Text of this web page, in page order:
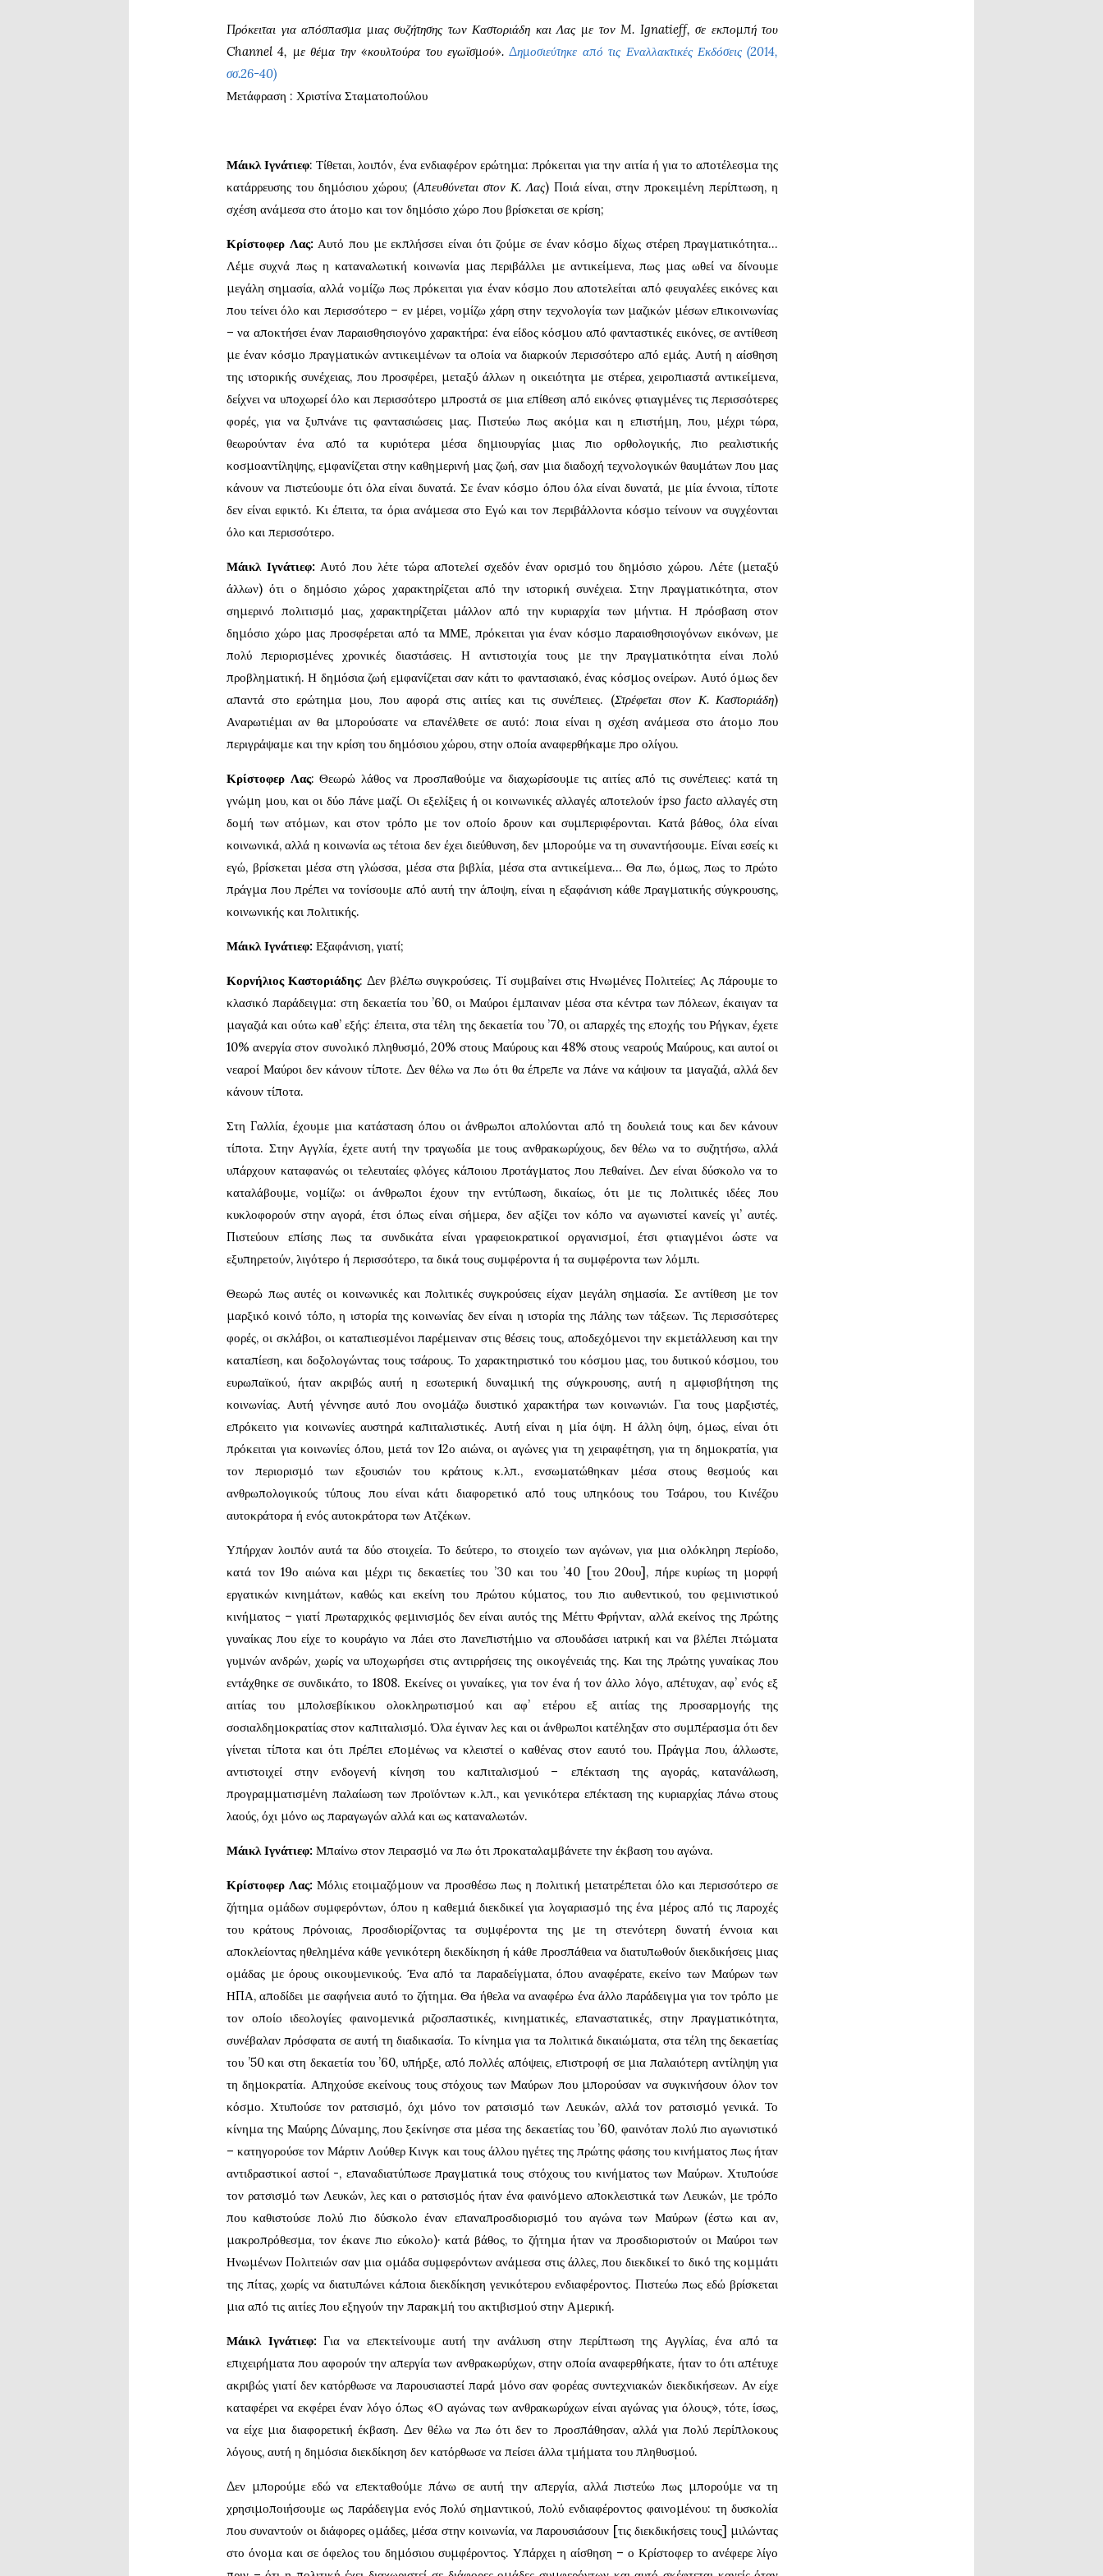
Πρόκειται για απόσπασμα μιας συζήτησης των Καστοριάδη και Λας με τον M. Ignatieff, σε εκπομπή του
Channel 4, με θέμα την «κουλτούρα του εγωϊσμού».Δημοσιεύτηκε από τις Εναλλακτικές Εκδόσεις (2014,
σσ.26-40)
Μετάφραση : Χριστίνα Σταματοπούλου
Μάικλ Ιγνάτιεφ: Τίθεται, λοιπόν, ένα ενδιαφέρον ερώτημα: πρόκειται για την αιτία ή για το αποτέλεσμα της
κατάρρευσης του δημόσιου χώρου; (Απευθύνεται στον Κ. Λας) Ποιά είναι, στην προκειμένη περίπτωση, η
σχέση ανάμεσα στο άτομο και τον δημόσιο χώρο που βρίσκεται σε κρίση;
Κρίστοφερ Λας:Αυτό που με εκπλήσσει είναι ότι ζούμε σε έναν κόσμο δίχως στέρεη πραγματικότητα…
Λέμε συχνά πως η καταναλωτική κοινωνία μας περιβάλλει με αντικείμενα, πως μας ωθεί να δίνουμε
μεγάλη σημασία, αλλά νομίζω πως πρόκειται για έναν κόσμο που αποτελείται από φευγαλέες εικόνες και
που τείνει όλο και περισσότερο – εν μέρει, νομίζω χάρη στην τεχνολογία των μαζικών μέσων επικοινωνίας
– να αποκτήσει έναν παραισθησιογόνο χαρακτήρα: ένα είδος κόσμου από φανταστικές εικόνες, σε αντίθεση
με έναν κόσμο πραγματικών αντικειμένων τα οποία να διαρκούν περισσότερο από εμάς. Αυτή η αίσθηση
της ιστορικής συνέχειας, που προσφέρει, μεταξύ άλλων η οικειότητα με στέρεα, χειροπιαστά αντικείμενα,
δείχνει να υποχωρεί όλο και περισσότερο μπροστά σε μια επίθεση από εικόνες φτιαγμένες τις περισσότερες
φορές, για να ξυπνάνε τις φαντασιώσεις μας. Πιστεύω πως ακόμα και η επιστήμη, που, μέχρι τώρα,
θεωρούνταν ένα από τα κυριότερα μέσα δημιουργίας μιας πιο ορθολογικής, πιο ρεαλιστικής
κοσμοαντίληψης, εμφανίζεται στην καθημερινή μας ζωή, σαν μια διαδοχή τεχνολογικών θαυμάτων που μας
κάνουν να πιστεύουμε ότι όλα είναι δυνατά. Σε έναν κόσμο όπου όλα είναι δυνατά, με μία έννοια, τίποτε
δεν είναι εφικτό. Κι έπειτα, τα όρια ανάμεσα στο Εγώ και τον περιβάλλοντα κόσμο τείνουν να συγχέονται
όλο και περισσότερο.
Μάικλ Ιγνάτιεφ:Αυτό που λέτε τώρα αποτελεί σχεδόν έναν ορισμό του δημόσιο χώρου. Λέτε (μεταξύ
άλλων) ότι ο δημόσιο χώρος χαρακτηρίζεται από την ιστορική συνέχεια. Στην πραγματικότητα, στον
σημερινό πολιτισμό μας, χαρακτηρίζεται μάλλον από την κυριαρχία των μήντια. Η πρόσβαση στον
δημόσιο χώρο μας προσφέρεται από τα ΜΜΕ, πρόκειται για έναν κόσμο παραισθησιογόνων εικόνων, με
πολύ περιορισμένες χρονικές διαστάσεις. Η αντιστοιχία τους με την πραγματικότητα είναι πολύ
προβληματική. Η δημόσια ζωή εμφανίζεται σαν κάτι το φαντασιακό, ένας κόσμος ονείρων. Αυτό όμως δεν
απαντά στο ερώτημα μου, που αφορά στις αιτίες και τις συνέπειες. (Στρέφεται στον Κ. Καστοριάδη)
Αναρωτιέμαι αν θα μπορούσατε να επανέλθετε σε αυτό: ποια είναι η σχέση ανάμεσα στο άτομο που
περιγράψαμε και την κρίση του δημόσιου χώρου, στην οποία αναφερθήκαμε προ ολίγου.
Κρίστοφερ Λας: Θεωρώ λάθος να προσπαθούμε να διαχωρίσουμε τις αιτίες από τις συνέπειες: κατά τη
γνώμη μου, και οι δύο πάνε μαζί. Οι εξελίξεις ή οι κοινωνικές αλλαγές αποτελούν ipso facto αλλαγές στη
δομή των ατόμων, και στον τρόπο με τον οποίο δρουν και συμπεριφέρονται. Κατά βάθος, όλα είναι
κοινωνικά, αλλά η κοινωνία ως τέτοια δεν έχει διεύθυνση, δεν μπορούμε να τη συναντήσουμε. Είναι εσείς κι
εγώ, βρίσκεται μέσα στη γλώσσα, μέσα στα βιβλία, μέσα στα αντικείμενα… Θα πω, όμως, πως το πρώτο
πράγμα που πρέπει να τονίσουμε από αυτή την άποψη, είναι η εξαφάνιση κάθε πραγματικής σύγκρουσης,
κοινωνικής και πολιτικής.
Μάικλ Ιγνάτιεφ: Εξαφάνιση, γιατί;
Κορνήλιος Καστοριάδης: Δεν βλέπω συγκρούσεις. Τί συμβαίνει στις Ηνωμένες Πολιτείες; Ας πάρουμε το
κλασικό παράδειγμα: στη δεκαετία του ’60, οι Μαύροι έμπαιναν μέσα στα κέντρα των πόλεων, έκαιγαν τα
μαγαζιά και ούτω καθ’ εξής: έπειτα, στα τέλη της δεκαετία του ’70, οι απαρχές της εποχής του Ρήγκαν, έχετε
10% ανεργία στον συνολικό πληθυσμό, 20% στους Μαύρους και 48% στους νεαρούς Μαύρους, και αυτοί οι
νεαροί Μαύροι δεν κάνουν τίποτε. Δεν θέλω να πω ότι θα έπρεπε να πάνε να κάψουν τα μαγαζιά, αλλά δεν
κάνουν τίποτα.
Στη Γαλλία, έχουμε μια κατάσταση όπου οι άνθρωποι απολύονται από τη δουλειά τους και δεν κάνουν
τίποτα. Στην Αγγλία, έχετε αυτή την τραγωδία με τους ανθρακωρύχους, δεν θέλω να το συζητήσω, αλλά
υπάρχουν καταφανώς οι τελευταίες φλόγες κάποιου προτάγματος που πεθαίνει. Δεν είναι δύσκολο να το
καταλάβουμε, νομίζω: οι άνθρωποι έχουν την εντύπωση, δικαίως, ότι με τις πολιτικές ιδέες που
κυκλοφορούν στην αγορά, έτσι όπως είναι σήμερα, δεν αξίζει τον κόπο να αγωνιστεί κανείς γι’ αυτές.
Πιστεύουν επίσης πως τα συνδικάτα είναι γραφειοκρατικοί οργανισμοί, έτσι φτιαγμένοι ώστε να
εξυπηρετούν, λιγότερο ή περισσότερο, τα δικά τους συμφέροντα ή τα συμφέροντα των λόμπι.
Θεωρώ πως αυτές οι κοινωνικές και πολιτικές συγκρούσεις είχαν μεγάλη σημασία. Σε αντίθεση με τον
μαρξικό κοινό τόπο, η ιστορία της κοινωνίας δεν είναι η ιστορία της πάλης των τάξεων. Τις περισσότερες
φορές, οι σκλάβοι, οι καταπιεσμένοι παρέμειναν στις θέσεις τους, αποδεχόμενοι την εκμετάλλευση και την
καταπίεση, και δοξολογώντας τους τσάρους. Το χαρακτηριστικό του κόσμου μας, του δυτικού κόσμου, του
ευρωπαϊκού, ήταν ακριβώς αυτή η εσωτερική δυναμική της σύγκρουσης, αυτή η αμφισβήτηση της
κοινωνίας. Αυτή γέννησε αυτό που ονομάζω δυιστικό χαρακτήρα των κοινωνιών. Για τους μαρξιστές,
επρόκειτο για κοινωνίες αυστηρά καπιταλιστικές. Αυτή είναι η μία όψη. Η άλλη όψη, όμως, είναι ότι
πρόκειται για κοινωνίες όπου, μετά τον 12ο αιώνα, οι αγώνες για τη χειραφέτηση, για τη δημοκρατία, για
τον περιορισμό των εξουσιών του κράτους κ.λπ., ενσωματώθηκαν μέσα στους θεσμούς και
ανθρωπολογικούς τύπους που είναι κάτι διαφορετικό από τους υπηκόους του Τσάρου, του Κινέζου
αυτοκράτορα ή ενός αυτοκράτορα των Ατζέκων.
Υπήρχαν λοιπόν αυτά τα δύο στοιχεία. Το δεύτερο, το στοιχείο των αγώνων, για μια ολόκληρη περίοδο,
κατά τον 19ο αιώνα και μέχρι τις δεκαετίες του ’30 και του ’40 [του 20ου], πήρε κυρίως τη μορφή
εργατικών κινημάτων, καθώς και εκείνη του πρώτου κύματος, του πιο αυθεντικού, του φεμινιστικού
κινήματος – γιατί πρωταρχικός φεμινισμός δεν είναι αυτός της Μέττυ Φρήνταν, αλλά εκείνος της πρώτης
γυναίκας που είχε το κουράγιο να πάει στο πανεπιστήμιο να σπουδάσει ιατρική και να βλέπει πτώματα
γυμνών ανδρών, χωρίς να υποχωρήσει στις αντιρρήσεις της οικογένειάς της. Και της πρώτης γυναίκας που
εντάχθηκε σε συνδικάτο, το 1808. Εκείνες οι γυναίκες, για τον ένα ή τον άλλο λόγο, απέτυχαν, αφ’ ενός εξ
αιτίας του μπολσεβίκικου ολοκληρωτισμού και αφ’ ετέρου εξ αιτίας της προσαρμογής της
σοσιαλδημοκρατίας στον καπιταλισμό. Όλα έγιναν λες και οι άνθρωποι κατέληξαν στο συμπέρασμα ότι δεν
γίνεται τίποτα και ότι πρέπει επομένως να κλειστεί ο καθένας στον εαυτό του. Πράγμα που, άλλωστε,
αντιστοιχεί στην ενδογενή κίνηση του καπιταλισμού – επέκταση της αγοράς, κατανάλωση,
προγραμματισμένη παλαίωση των προϊόντων κ.λπ., και γενικότερα επέκταση της κυριαρχίας πάνω στους
λαούς, όχι μόνο ως παραγωγών αλλά και ως καταναλωτών.
Μάικλ Ιγνάτιεφ: Μπαίνω στον πειρασμό να πω ότι προκαταλαμβάνετε την έκβαση του αγώνα.
Κρίστοφερ Λας: Μόλις ετοιμαζόμουν να προσθέσω πως η πολιτική μετατρέπεται όλο και περισσότερο σε
ζήτημα ομάδων συμφερόντων, όπου η καθεμιά διεκδικεί για λογαριασμό της ένα μέρος από τις παροχές
του κράτους πρόνοιας, προσδιορίζοντας τα συμφέροντα της με τη στενότερη δυνατή έννοια και
αποκλείοντας ηθελημένα κάθε γενικότερη διεκδίκηση ή κάθε προσπάθεια να διατυπωθούν διεκδικήσεις μιας
ομάδας με όρους οικουμενικούς. Ένα από τα παραδείγματα, όπου αναφέρατε, εκείνο των Μαύρων των
ΗΠΑ, αποδίδει με σαφήνεια αυτό το ζήτημα. Θα ήθελα να αναφέρω ένα άλλο παράδειγμα για τον τρόπο με
τον οποίο ιδεολογίες φαινομενικά ριζοσπαστικές, κινηματικές, επαναστατικές, στην πραγματικότητα,
συνέβαλαν πρόσφατα σε αυτή τη διαδικασία. Το κίνημα για τα πολιτικά δικαιώματα, στα τέλη της δεκαετίας
του ’50 και στη δεκαετία του ’60, υπήρξε, από πολλές απόψεις, επιστροφή σε μια παλαιότερη αντίληψη για
τη δημοκρατία. Απηχούσε εκείνους τους στόχους των Μαύρων που μπορούσαν να συγκινήσουν όλον τον
κόσμο. Χτυπούσε τον ρατσισμό, όχι μόνο τον ρατσισμό των Λευκών, αλλά τον ρατσισμό γενικά. Το
κίνημα της Μαύρης Δύναμης, που ξεκίνησε στα μέσα της δεκαετίας του ’60, φαινόταν πολύ πιο αγωνιστικό
– κατηγορούσε τον Μάρτιν Λούθερ Κινγκ και τους άλλου ηγέτες της πρώτης φάσης του κινήματος πως ήταν
αντιδραστικοί αστοί -, επαναδιατύπωσε πραγματικά τους στόχους του κινήματος των Μαύρων. Χτυπούσε
τον ρατσισμό των Λευκών, λες και ο ρατσισμός ήταν ένα φαινόμενο αποκλειστικά των Λευκών, με τρόπο
που καθιστούσε πολύ πιο δύσκολο έναν επαναπροσδιορισμό του αγώνα των Μαύρων (έστω και αν,
μακροπρόθεσμα, τον έκανε πιο εύκολο)· κατά βάθος, το ζήτημα ήταν να προσδιοριστούν οι Μαύροι των
Ηνωμένων Πολιτειών σαν μια ομάδα συμφερόντων ανάμεσα στις άλλες, που διεκδικεί το δικό της κομμάτι
της πίτας, χωρίς να διατυπώνει κάποια διεκδίκηση γενικότερου ενδιαφέροντος. Πιστεύω πως εδώ βρίσκεται
μια από τις αιτίες που εξηγούν την παρακμή του ακτιβισμού στην Αμερική.
Μάικλ Ιγνάτιεφ:Για να επεκτείνουμε αυτή την ανάλυση στην περίπτωση της Αγγλίας, ένα από τα
επιχειρήματα που αφορούν την απεργία των ανθρακωρύχων, στην οποία αναφερθήκατε, ήταν το ότι απέτυχε
ακριβώς γιατί δεν κατόρθωσε να παρουσιαστεί παρά μόνο σαν φορέας συντεχνιακών διεκδικήσεων. Αν είχε
καταφέρει να εκφέρει έναν λόγο όπως «Ο αγώνας των ανθρακωρύχων είναι αγώνας για όλους», τότε, ίσως,
να είχε μια διαφορετική έκβαση. Δεν θέλω να πω ότι δεν το προσπάθησαν, αλλά για πολύ περίπλοκους
λόγους, αυτή η δημόσια διεκδίκηση δεν κατόρθωσε να πείσει άλλα τμήματα του πληθυσμού.
Δεν μπορούμε εδώ να επεκταθούμε πάνω σε αυτή την απεργία, αλλά πιστεύω πως μπορούμε να τη
χρησιμοποιήσουμε ως παράδειγμα ενός πολύ σημαντικού, πολύ ενδιαφέροντος φαινομένου: τη δυσκολία
που συναντούν οι διάφορες ομάδες, μέσα στην κοινωνία, να παρουσιάσουν [τις διεκδικήσεις τους] μιλώντας
στο όνομα και σε όφελος του δημόσιου συμφέροντος. Υπάρχει η αίσθηση – ο Κρίστοφερ το ανέφερε λίγο